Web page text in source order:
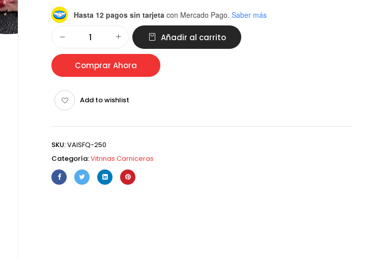
Hasta 12 pagos sin tarjeta con Mercado Pago. Saber más
Añadir al carrito
Comprar Ahora
Add to wishlist
SKU:VAISFQ-250
Categoría:Vitrinas Carniceras